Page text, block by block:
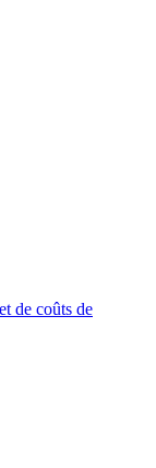
de coûts de